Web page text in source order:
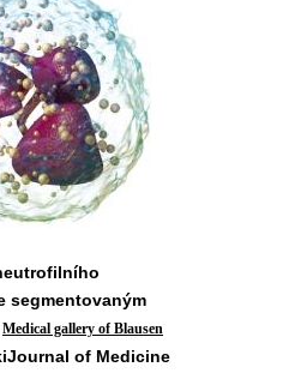
segmentovaným
Medical gallery of Blausen
of Medicine